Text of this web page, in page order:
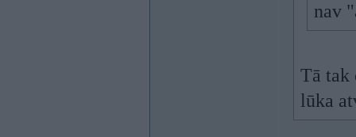
nav
Tā tak
lūka